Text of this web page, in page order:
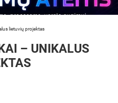
lietuvių projektas
– UNIKALUS